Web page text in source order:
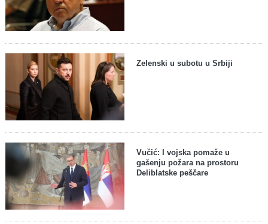
Zelenski u subotu u Srbiji
Vučić: I vojska pomaže u
gašenju požara na prostoru
Deliblatske peščare